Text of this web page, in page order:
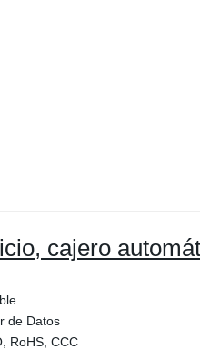
cajero
de Datos
RoHS, CCC